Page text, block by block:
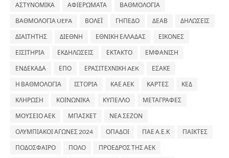
ΑΣΤΥΝΟΜΙΚΑ ΑΦΙΕΡΩΜΑΤΑ ΒΑΘΜΟΛΟΓΙΑ
ΒΑΘΜΟΛΟΓΙΑ UEFA ΒΟΛΕΪ ΓΗΠΕΔΟ ΔΕΑΒ ΔΗΛΩΣΕΙΣ
ΔΙΑΙΤΗΤΗΣ ΔΙΕΘΝΗ ΕΘΝΙΚΗ ΕΛΛΑΔΑΣ ΕΙΚΟΝΕΣ
ΕΙΣΙΤΗΡΙΑ ΕΚΔΗΛΩΣΕΙΣ ΕΚΤΑΚΤΟ ΕΜΦΑΝΙΣΗ
ΕΝΔΕΚΑΔΑ ΕΠΟ ΕΡΑΣΙΤΕΧΝΙΚΗ AEK ΕΣΑΚΕ
Η ΒΑΘΜΟΛΟΓΙΑ ΙΣΤΟΡΙΑ ΚΑΕ ΑΕΚ ΚΑΡΤΕΣ ΚΕΔ
ΚΛΗΡΩΣΗ ΚΟΙΝΩΝΙΚΑ ΚΥΠΕΛΛΟ ΜΕΤΑΓΡΑΦΕΣ
ΜΟΥΣΕΙΟ ΑΕΚ ΜΠΑΣΚΕΤ ΝΕΑ ΣΕΖΟΝ
ΟΛΥΜΠΙΑΚΟΙ ΑΓΩΝΕΣ 2024 ΟΠΑΔΟΙ ΠΑΕ Α.Ε.Κ ΠΑΙΚΤΕΣ
ΠΟΔΟΣΦΑΙΡΟ ΠΟΛΟ ΠΡΟΕΔΡΟΣ ΤΗΣ ΑΕΚ